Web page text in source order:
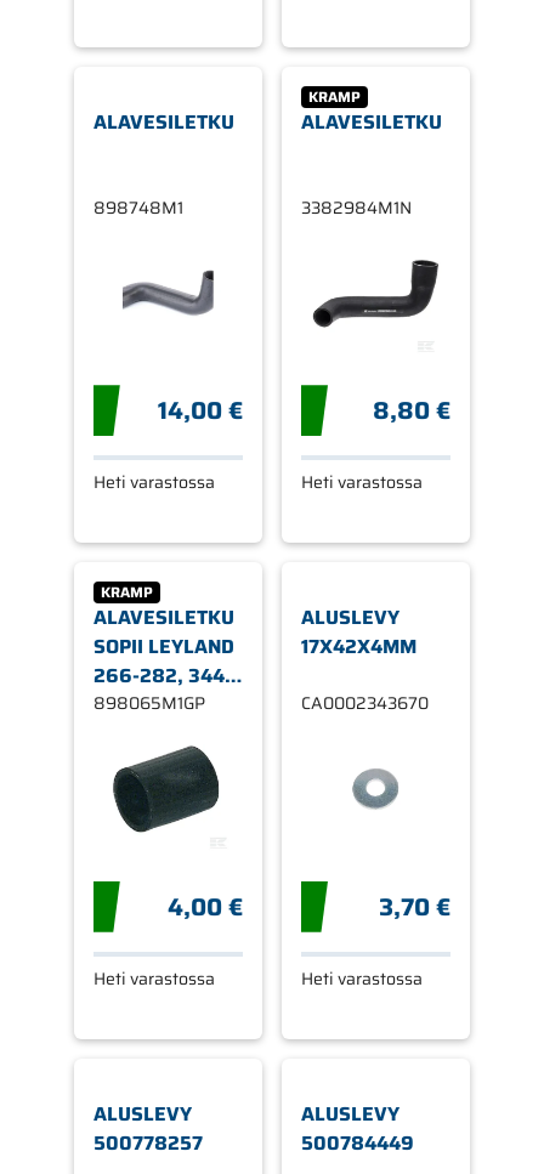
ALAVESILETKU
898748M1
14,00 €
Heti varastossa
KRAMP
ALAVESILETKU
3382984M1N
8,80 €
Heti varastossa
KRAMP
ALAVESILETKU
SOPII LEYLAND
266-282, 344,
384, 462, 472,
FERGUSON 165
898065M1GP
4,00 €
Heti varastossa
ALUSLEVY
17X42X4MM
CA0002343670
3,70 €
Heti varastossa
ALUSLEVY
500778257
ALUSLEVY
500784449